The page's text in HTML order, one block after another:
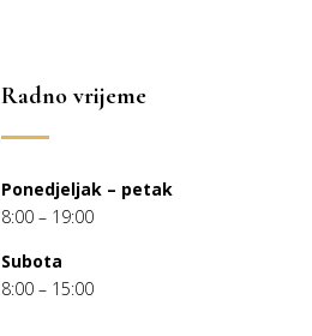
Radno vrijeme
Ponedjeljak – petak
8:00 – 19:00
Subota
8:00 – 15:00